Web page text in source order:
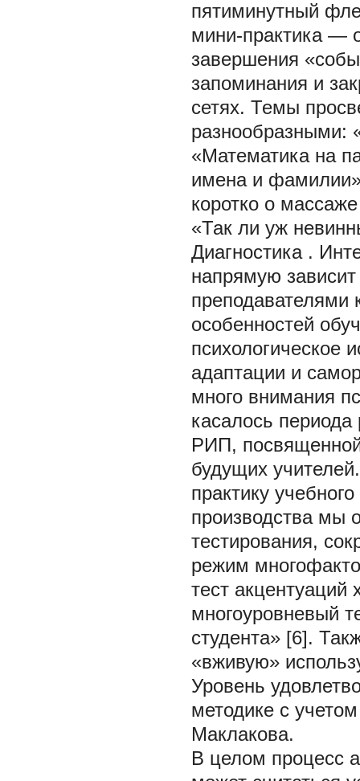
пятиминутный
мини-практика —
завершения
запоминания и
сетях. Темы
разнообразными:
«Математика на
имена и
коротко о
«Так ли уж
Диагностика .
напрямую зависит
преподавателями
особенностей
психологическое
адаптации и
много внимания
касалось
РИП,
будущих
практику
производства мы
тестирования,
режим
тест
многоуровневый
студента» [6].
«вживую»
Уровень
методике с
Маклакова.
В целом процесс